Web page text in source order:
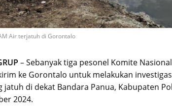
Air terjatuh di Gorontalo
– Sebanyak tiga pesonel Komite
ke Gorontalo untuk melakukan
jatuh di dekat Bandara Panua, Kabupaten
2024.